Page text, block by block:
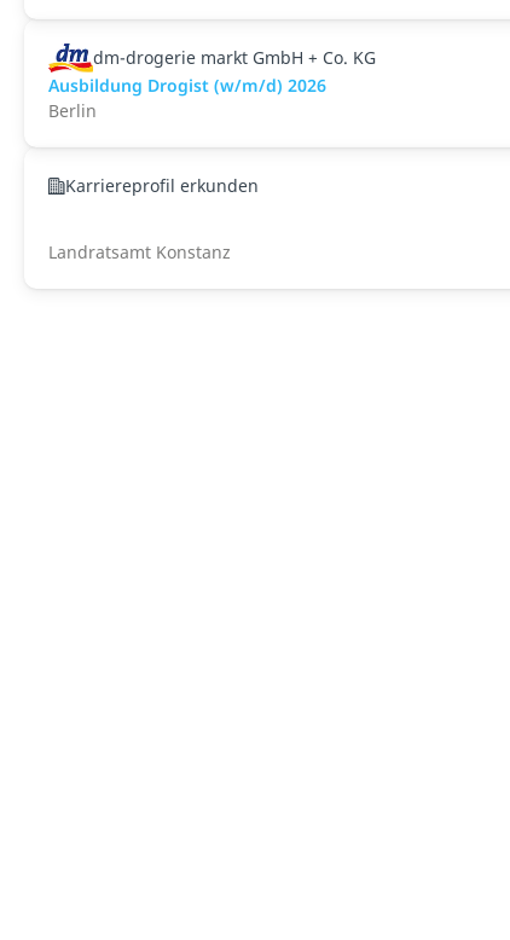
dm-drogerie markt GmbH + Co. KG
Ausbildung Drogist (w/m/d) 2026
Berlin
Karriereprofil erkunden
Landratsamt Konstanz